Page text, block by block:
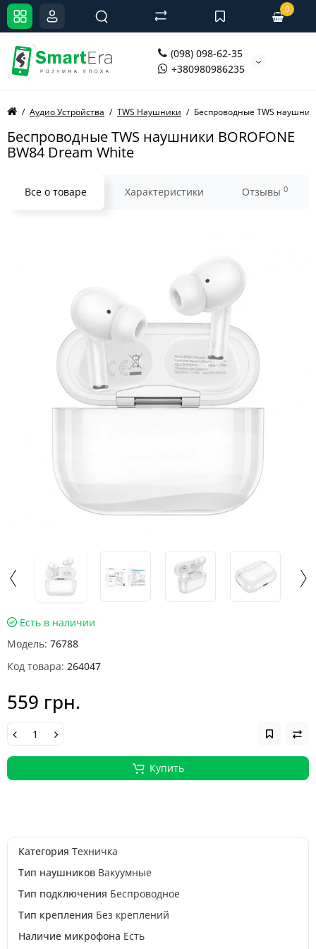
(098) 098-62-35
+380980986235
0
Аудио Устройства TWS Наушники Беспроводные TWS
Беспроводные TWS наушники BOROFONE
BW84 Dream White
Все о товаре Характеристики Отзывы 0
Есть в наличии
Модель: 76788
Код товара: 264047
559 грн.
Купить
Категория Техничка
Тип наушников Вакуумные
Тип подключения Беспроводное
Тип крепления Без креплений
Наличие микрофона Есть